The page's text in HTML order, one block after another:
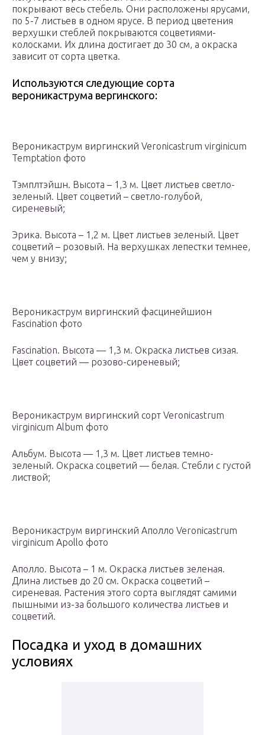
покрывают весь стебель. Они расположены ярусами,
по 5-7 листьев в одном ярусе. В период цветения
верхушки стеблей покрываются соцветиями-
колосками. Их длина достигает до 30 см, а окраска
зависит от сорта цветка.
Используются следующие сорта
вероникаструма вергинского:
Вероникаструм виргинский Veronicastrum virginicum
Temptation фото
Тэмплтэйшн. Высота – 1,3 м. Цвет листьев светло-
зеленый. Цвет соцветий – светло-голубой,
сиреневый;
Эрика. Высота – 1,2 м. Цвет листьев зеленый. Цвет
соцветий – розовый. На верхушках лепестки темнее,
чем у внизу;
Вероникаструм виргинский фасцинейшион
Fascination фото
Fascination. Высота — 1,3 м. Окраска листьев сизая.
Цвет соцветий — розово-сиреневый;
Вероникаструм виргинский сорт Veronicastrum
virginicum Album фото
Альбум. Высота — 1,3 м. Цвет листьев темно-
зеленый. Окраска соцветий — белая. Стебли с густой
листвой;
Вероникаструм виргинский Аполло Veronicastrum
virginicum Apollo фото
Аполло. Высота – 1 м. Окраска листьев зеленая.
Длина листьев до 20 см. Окраска соцветий –
сиреневая. Растения этого сорта выглядят самими
пышными из-за большого количества листьев и
соцветий.
Посадка и уход в домашних
условиях